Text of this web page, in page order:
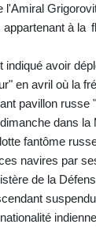
l'Amiral
à
avoir
en avril où la
pavillon russe
dans
fantôme
navires par
de la